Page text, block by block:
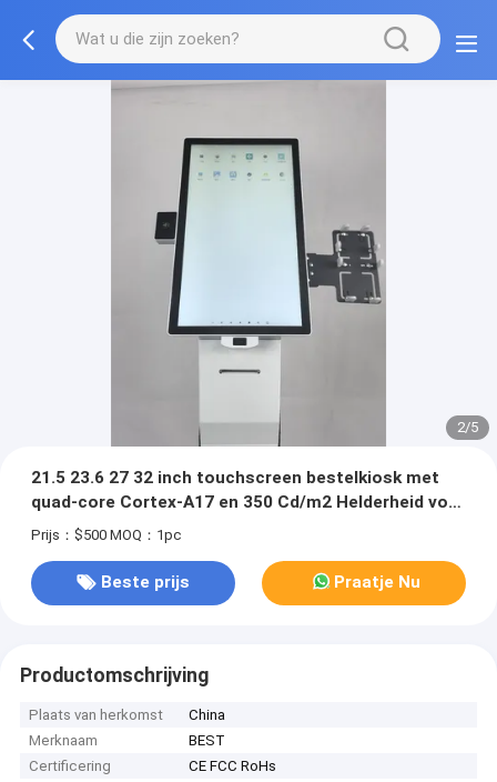
2/5
21.5 23.6 27 32 inch touchscreen bestelkiosk met
quad-core Cortex-A17 en 350 Cd/m2 Helderheid voor
restaurant zelfbediening
Prijs：$500 MOQ：1pc
Beste prijs Praatje Nu
Productomschrijving
Plaats van herkomst
China
Merknaam
BEST
Certificering
CE FCC RoHs